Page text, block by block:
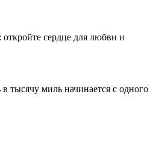
сердце для любви и
тысячу миль начинается с одного